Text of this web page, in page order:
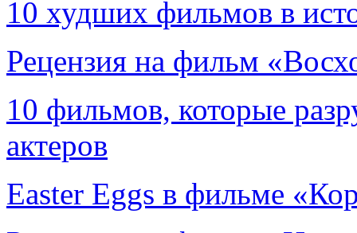
10 худших фильмов в
Рецензия на фильм
10 фильмов, которые
актеров
Easter Eggs в фильме